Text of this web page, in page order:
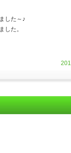
した～♪
した。